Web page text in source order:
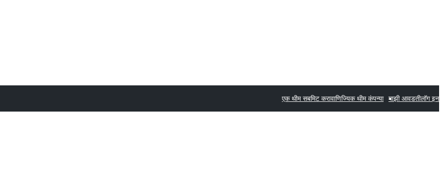
एक थीम सबमिट करावाणिज्यिक थीम कंपन्या माझी आवडतीलॉग इन